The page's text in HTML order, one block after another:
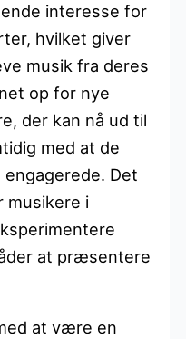
interesse for
hvilket giver
musik fra deres
op for nye
der kan nå ud til
med at de
Det
musikere i
at præsentere
at være en